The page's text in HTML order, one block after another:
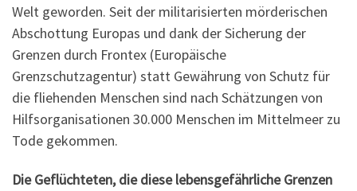
Welt geworden. Seit der militarisierten mörderischen
Abschottung Europas und dank der Sicherung der
Grenzen durch Frontex (Europäische
Grenzschutzagentur) statt Gewährung von Schutz für
die fliehenden Menschen sind nach Schätzungen von
Hilfsorganisationen 30.000 Menschen im Mittelmeer zu
Tode gekommen.
Die Geflüchteten, die diese lebensgefährliche Grenzen